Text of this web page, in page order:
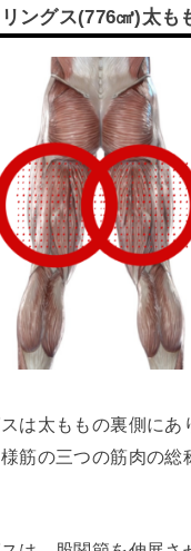
ングス(776㎤)太も
は太ももの裏側にあ
筋の三つの筋肉の総